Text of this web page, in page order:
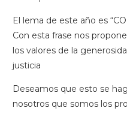
El lema de este año es
Con esta frase nos
los valores de la
justicia
Deseamos que esto se
nosotros que somos los